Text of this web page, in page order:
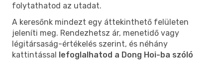
folytathatod az utadat.
A keresőnk mindezt egy áttekinthető felületen
jeleníti meg. Rendezhetsz ár, menetidő vagy
légitársaság-értékelés szerint, és néhány
kattintással lefoglalhatod a Dong Hoi-ba szóló